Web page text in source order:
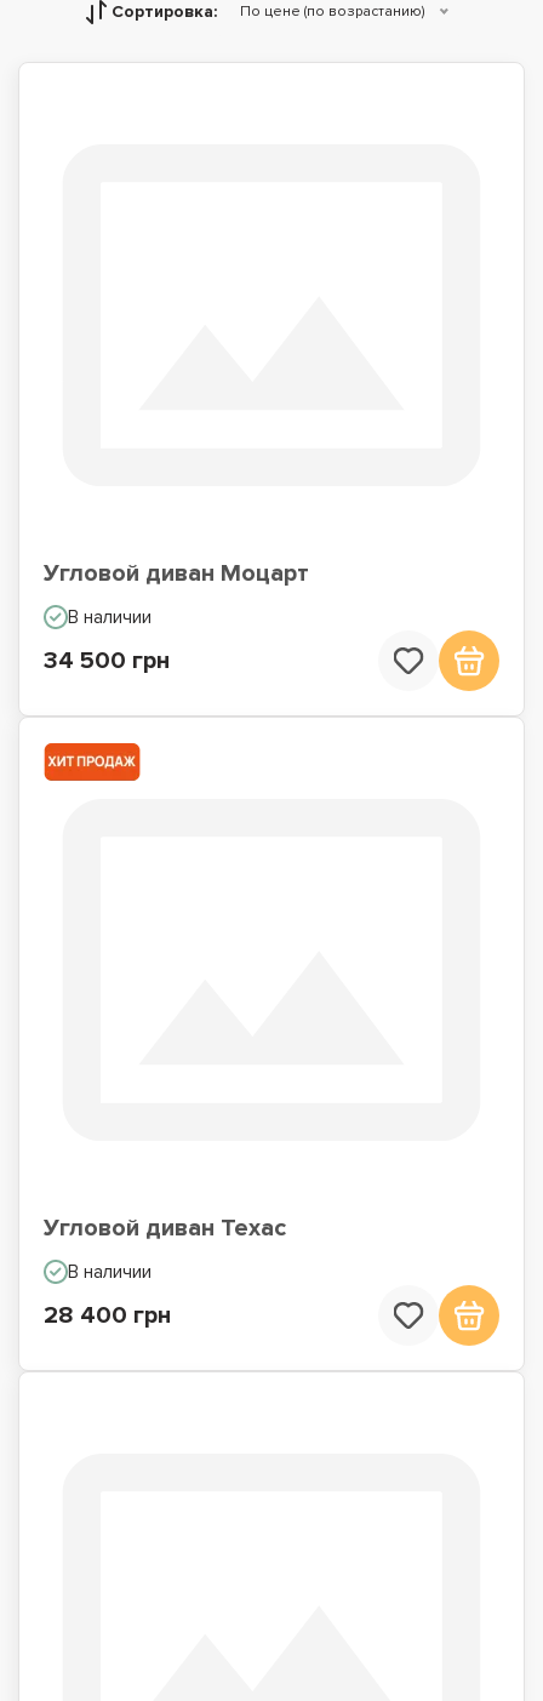
Сортировка: По цене (по возрастанию)
Угловой диван Моцарт
В наличии
34 500 грн
Угловой диван Техас
В наличии
28 400 грн